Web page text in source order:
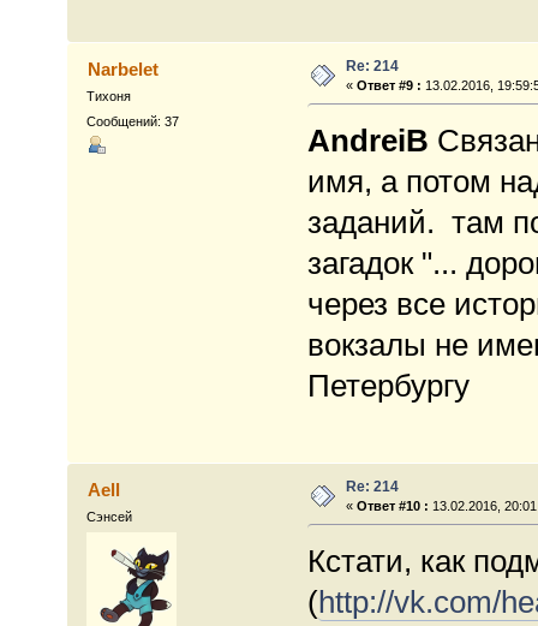
Narbelet
Тихоня
Сообщений: 37
Re: 214
«Ответ #9 : 13.02.2016,
AndreiB
имя, а потом
заданий. там
загадок "...
через все
вокзалы не
Петербургу
Aell
Сэнсей
Re: 214
«Ответ #10 : 13.02.2016,
Кстати, как
(http://vk.com/